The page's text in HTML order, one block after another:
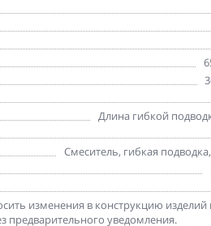
Длина гибкой
Смеситель, гибкая
изменения в конструкцию изделий
предварительного уведомления.